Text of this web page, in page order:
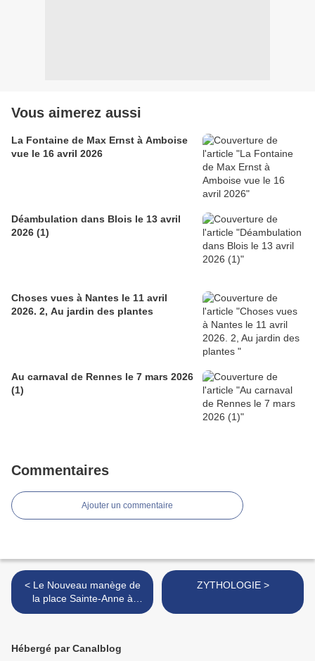
Vous aimerez aussi
La Fontaine de Max Ernst à Amboise
vue le 16 avril 2026
Déambulation dans Blois le 13 avril
2026 (1)
Choses vues à Nantes le 11 avril
2026. 2, Au jardin des plantes
Au carnaval de Rennes le 7 mars 2026
(1)
Commentaires
Ajouter un commentaire
< Le Nouveau manège de
la place Sainte-Anne à
Rennes le 27 mars 2022 (2)
ZYTHOLOGIE >
Hébergé par Canalblog